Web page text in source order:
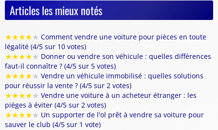
Articles les mieux notés
★★★★★ Comment vendre une voiture pour pièces en toute
légalité (4/5 sur 10 votes)
★★★★★ Donner ou vendre son véhicule : quelles différences
faut-il connaître ? (4/5 sur 5 votes)
★★★★★ Vendre un véhicule immobilisé : quelles solutions
pour réussir la vente ? (4/5 sur 2 votes)
★★★★★ Vendre une voiture à un acheteur étranger : les
pièges à éviter (4/5 sur 2 votes)
★★★★★ Un supporter de l'ol prêt à vendre sa voiture pour
sauver le club (4/5 sur 1 vote)